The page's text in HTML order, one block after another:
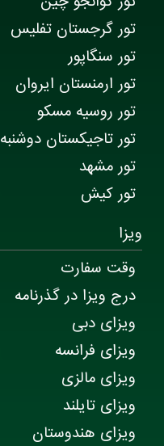
تور گرجستان تفلیس
تور سنگاپور
تور ارمنستان ایروان
تور روسیه مسکو
تور تاجیکستان دوشنبه
تور مشهد
تور کیش
ویزا
وقت سفارت
درج ویزا در گذرنامه
ویزای دبی
ویزای فرانسه
ویزای مالزی
ویزای تایلند
ویزای هندوستان